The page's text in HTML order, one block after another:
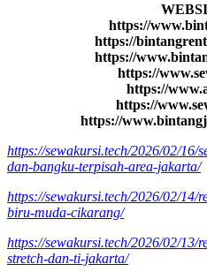
https://
https://
https://
https://
https://
https://
https://
https://sewakursi.tech/2026/02/16/
dan-bangku-terpisah-area-jakarta/
https://sewakursi.tech/2026/02/14/
biru-muda-cikarang/
https://sewakursi.tech/2026/02/13/
stretch-dan-ti-jakarta/